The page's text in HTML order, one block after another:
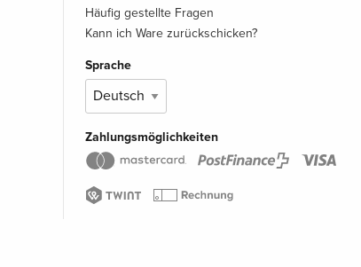
Häufig gestellte Fragen
Kann ich Ware zurückschicken?
Sprache
Zahlungsmöglichkeiten